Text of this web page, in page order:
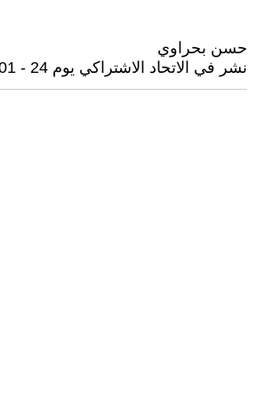
حسن بحراوي
نشر في الاتحاد الاشتراكي يوم 24 - 01 - 2014